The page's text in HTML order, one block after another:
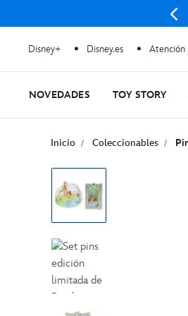
Disney+ Disney.es
NOVEDADES TOY STORY
Inicio Coleccionables